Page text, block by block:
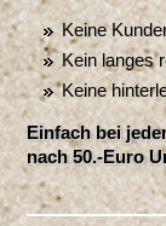
Keine
Kein langes
Keine
Einfach bei
nach 50.-Euro